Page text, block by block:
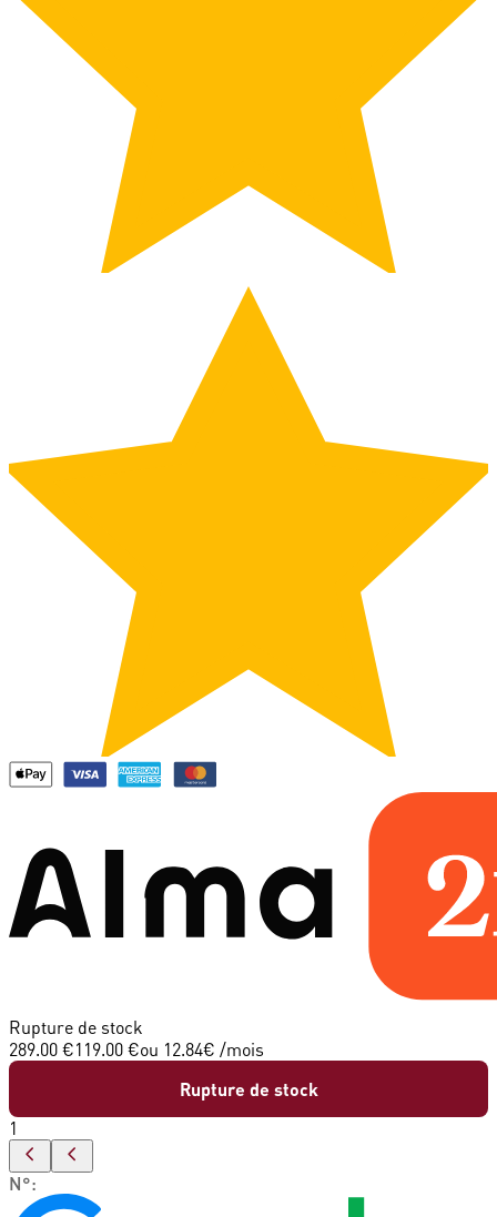
Rupture de stock
289.00 €119.00 €ou 12.84€ /mois
Rupture de stock
1
N°: